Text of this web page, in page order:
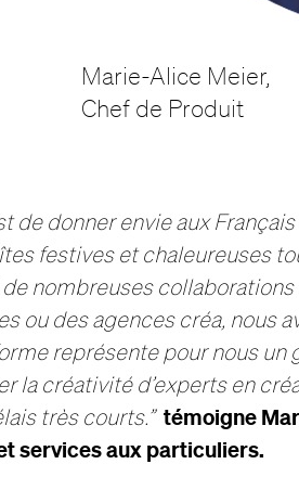
Marie-Alice Meier,
Chef de Produit
de donner envie aux
festives et chaleureuses
nombreuses collaborations
ou des agences créa, nous
représente pour nous un
la créativité d’experts en
très courts.”témoigne
services aux particuliers.